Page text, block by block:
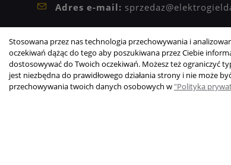
Adres e-mail:
REGON: 473209601
Stosowana przez nas technologia przechowywania i
oczekiwań dążąc do tego aby poszukiwana przez Ciebie
dostosowywać do Twoich oczekiwań. Możesz też ograniczyć
jest niezbędna do prawidłowego działania strony i nie może
przechowywania twoich danych osobowych w "Polityka
Copyright © 2003-2026 Elektrogiełda s.j.